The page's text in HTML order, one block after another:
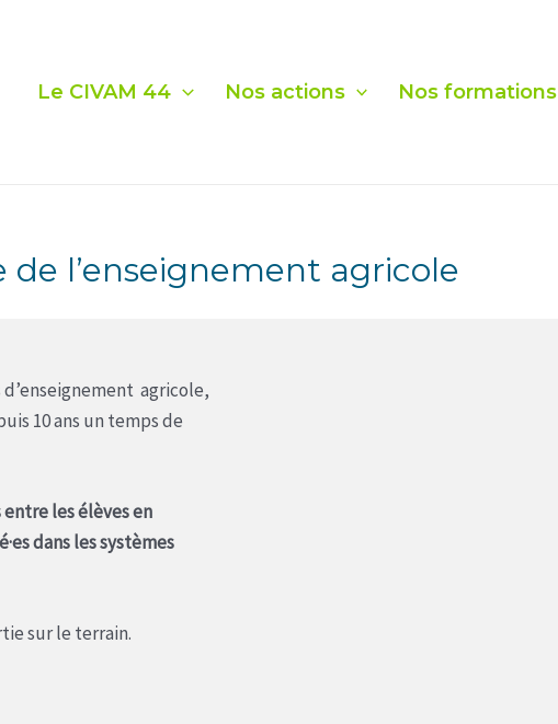
Le CIVAM 44 Nos actions Nos formations
l’enseignement agricole
agricole,
10 ans un temps de
entre les élèves en
dans les systèmes
sur le terrain.